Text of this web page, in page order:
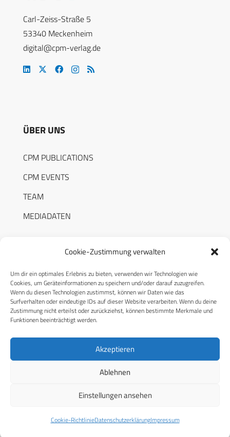
Cookie-Zustimmung verwalten
Um dir ein optimales Erlebnis zu bieten, verwenden wir Technologien wie
Cookies, um Geräteinformationen zu speichern und/oder darauf zuzugreifen.
Wenn du diesen Technologien zustimmst, können wir Daten wie das
Surfverhalten oder eindeutige IDs auf dieser Website verarbeiten. Wenn du deine
Zustimmung nicht erteilst oder zurückziehst, können bestimmte Merkmale und
Funktionen beeinträchtigt werden.
Akzeptieren
Ablehnen
Einstellungen ansehen
Cookie-RichtlinieDatenschutzerklärungImpressum
Carl-Zeiss-Straße 5
53340 Meckenheim
digital@cpm-verlag.de
ÜBER UNS
CPM PUBLICATIONS
CPM EVENTS
TEAM
MEDIADATEN
RECHTLICHES
Datenschutzerklärung
Cookie-Richtlinie (EU)
© 2026 CPM GmbH – Alle Rechte vorbehalten